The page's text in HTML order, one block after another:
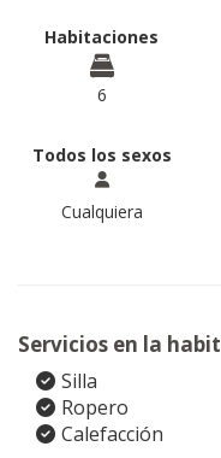
Habitaciones
6
Todos los sexos
Cualquiera
Servicios en la
Silla
Ropero
Calefacción